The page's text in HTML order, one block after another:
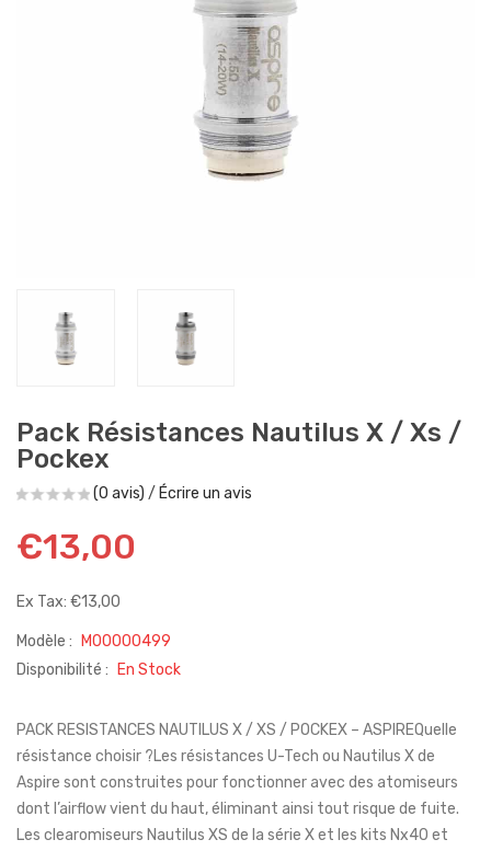
Pack Résistances Nautilus X / Xs /
Pockex
(0 avis) / Écrire un avis
€13,00
Ex Tax: €13,00
Modèle :
M00000499
Disponibilité :
En Stock
PACK RESISTANCES NAUTILUS X / XS / POCKEX – ASPIREQuelle
résistance choisir ?Les résistances U-Tech ou Nautilus X de
Aspire sont construites pour fonctionner avec des atomiseurs
dont l’airflow vient du haut, éliminant ainsi tout risque de fuite.
Les clearomiseurs Nautilus XS de la série X et les kits Nx40 et